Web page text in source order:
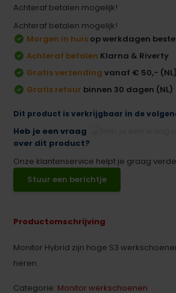
Achteraf betalen mogelijk!
Achteraf betalen mogelijk!
Morgen in huis op werkdagen
Achteraf betalen Klarna & Riverty
Gratis verzending vanaf € 50,- (NL)
Gratis retour binnen 30 dagen (NL)
Dit product is verkrijgbaar in de
Heb je een vraag
over dit product?
Onze klantenservice helpt je graag
Stuur een berichtje
Productomschrijving
Monitor Hybrid zijn hoge S3
heren.
Categorie: Monitor werkschoenen